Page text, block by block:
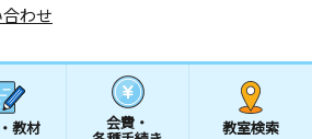
わせ
教材 会費・ 教室検索